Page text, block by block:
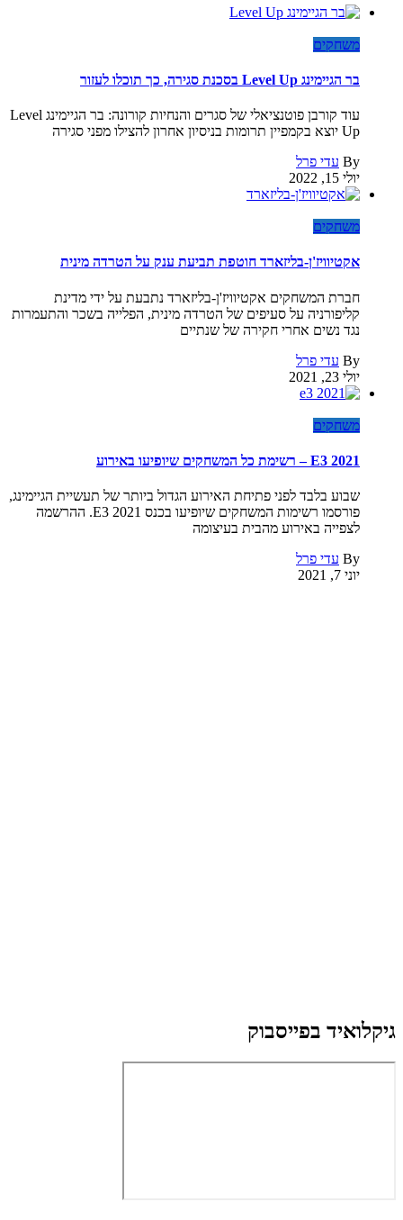
משחקים
בר הגיימינג Level Up בסכנת סגירה, כך תוכלו לעזור
עוד קורבן פוטנציאלי של סגרים והנחיות קורונה: בר הגיימינג Level
Up יוצא בקמפיין תרומות בניסיון אחרון להצילו מפני סגירה
By עדי פרל
יולי 15, 2022
משחקים
אקטיוויז'ן-בליזארד חוטפת תביעת ענק על הטרדה מינית
חברת המשחקים אקטיוויז'ן-בליזארד נתבעת על ידי מדינת
קליפורניה על סעיפים של הטרדה מינית, הפלייה בשכר והתעמרות
נגד נשים אחרי חקירה של שנתיים
By עדי פרל
יולי 23, 2021
משחקים
E3 2021 – רשימת כל המשחקים שיופיעו באירוע
שבוע בלבד לפני פתיחת האירוע הגדול ביותר של תעשיית הגיימינג,
פורסמו רשימות המשחקים שיופיעו בכנס E3 2021. ההרשמה
לצפייה באירוע מהבית בעיצומה
By עדי פרל
יוני 7, 2021
גיקלואיד בפייסבוק